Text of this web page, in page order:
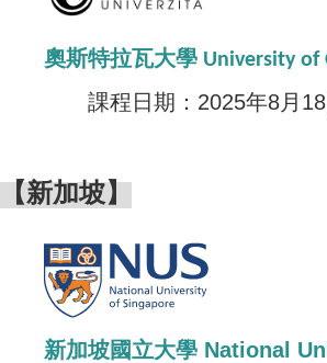
奧斯特拉瓦大學 University of
課程日期：2025年8月
【新加坡】
新加坡國立大學 National